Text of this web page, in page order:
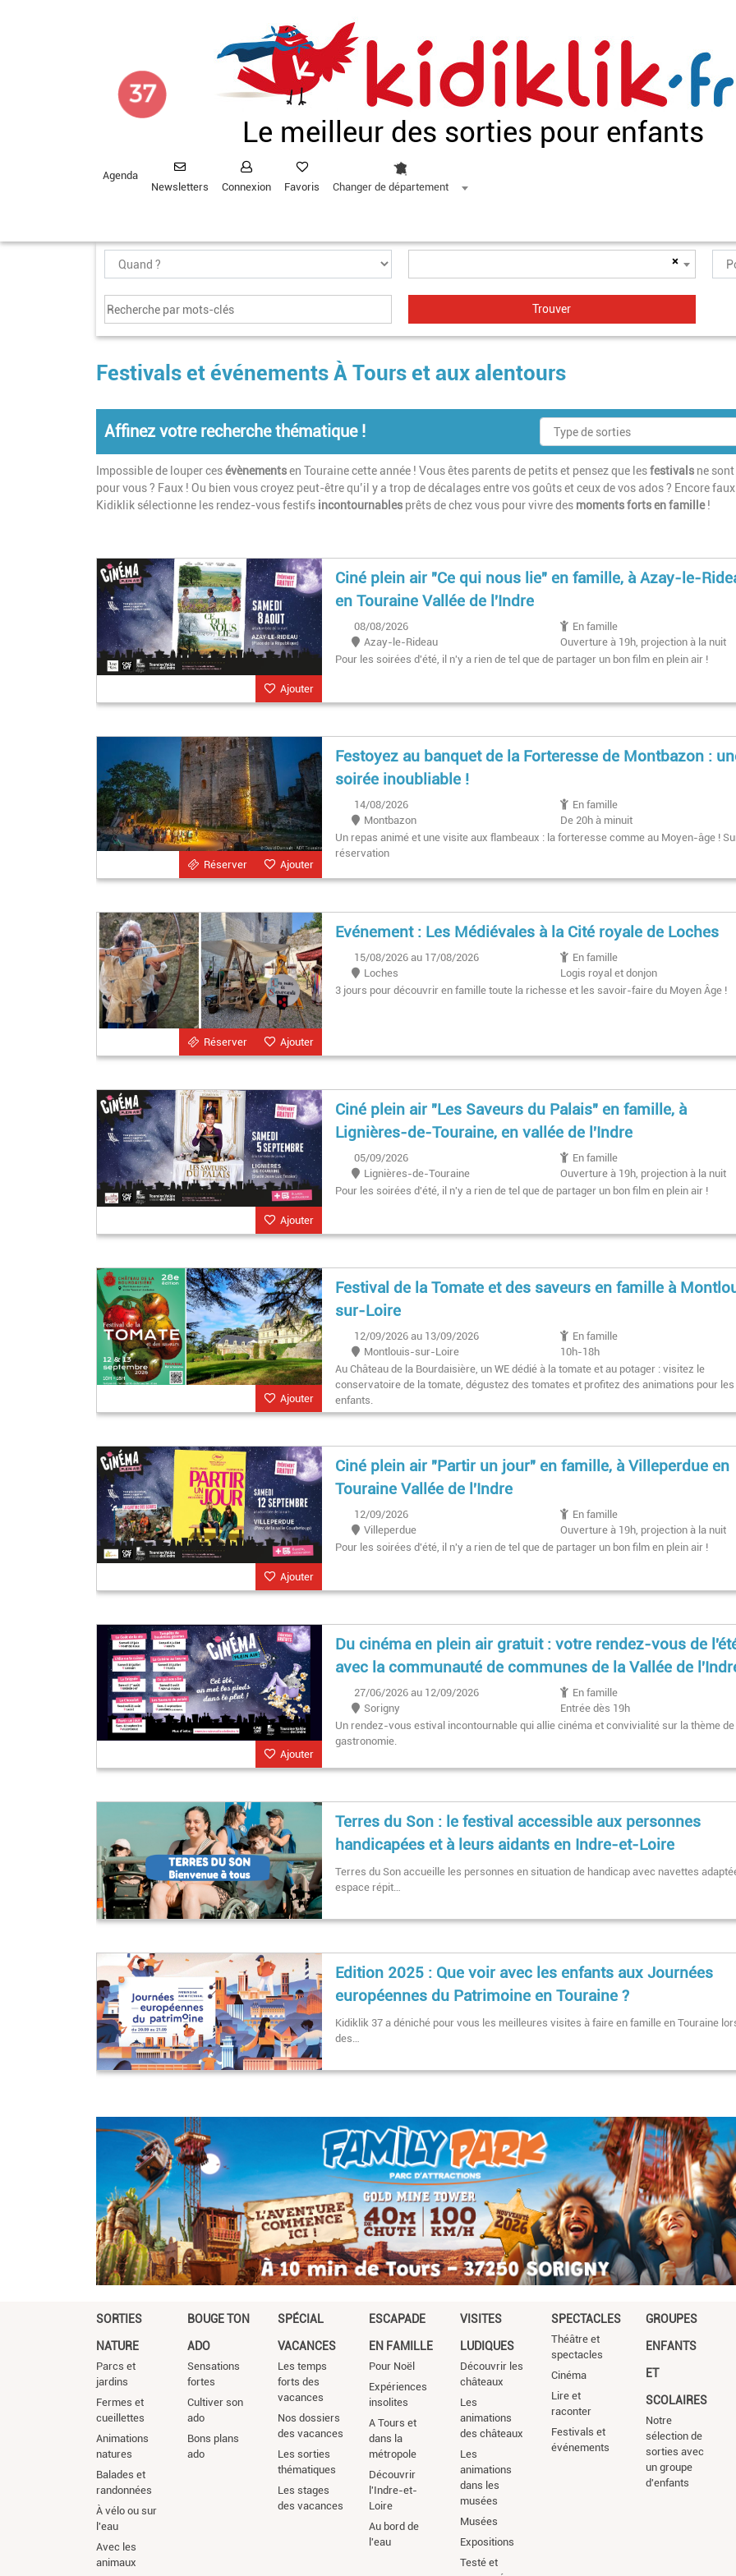
Le meilleur des sorties pour enfants
Agenda
Newsletters
Connexion Favoris Changer de département
×
Festivals et événements À Tours et aux alentours
Affinez votre recherche thématique !
Impossible de louper cesévènementsen Touraine cette année ! Vous êtes parents de petits et pensez que lesfestivals ne
pour vous ? Faux ! Ou bien vous croyez peut-être qu’il y a trop de décalages entre vos goûts et ceux de vos ados ? Encore
Kidiklik sélectionne les rendez-vous festifs incontournables prêts de chez vous pour vivre des moments forts en famille!
Ajouter
Ciné plein air "Ce qui nous lie" en famille, à Azay-le-
en Touraine Vallée de l'Indre
08/08/2026
En famille
Azay-le-Rideau
Ouverture à 19h, projection à la nuit
tombée
Pour les soirées d'été, il n'y a rien de tel que de partager un bon film en plein air !
Ajouter
Réserver
Festoyez au banquet de la Forteresse de Montbazon :
soirée inoubliable !
14/08/2026
En famille
Montbazon
De 20h à minuit
Un repas animé et une visite aux flambeaux : la forteresse comme au Moyen-âge !
réservation
Ajouter
Réserver
Evénement : Les Médiévales à la Cité royale de Loches
15/08/2026 au 17/08/2026
En famille
Loches
Logis royal et donjon
9h30-19h00
3 jours pour découvrir en famille toute la richesse et les savoir-faire du Moyen Âge !
Ajouter
Ciné plein air "Les Saveurs du Palais" en famille, à
Lignières-de-Touraine, en vallée de l'Indre
05/09/2026
En famille
Lignières-de-Touraine
Ouverture à 19h, projection à la nuit
tombée
Pour les soirées d'été, il n'y a rien de tel que de partager un bon film en plein air !
Ajouter
Festival de la Tomate et des saveurs en famille à
sur-Loire
12/09/2026 au 13/09/2026
En famille
Montlouis-sur-Loire
10h-18h
Au Château de la Bourdaisière, un WE dédié à la tomate et au potager : visitez le
conservatoire de la tomate, dégustez des tomates et profitez des animations pour les
enfants.
Ajouter
Ciné plein air "Partir un jour" en famille, à Villeperdue en
Touraine Vallée de l'Indre
12/09/2026
En famille
Villeperdue
Ouverture à 19h, projection à la nuit
tombée
Pour les soirées d'été, il n'y a rien de tel que de partager un bon film en plein air !
Ajouter
Du cinéma en plein air gratuit : votre rendez-vous de
avec la communauté de communes de la Vallée de
27/06/2026 au 12/09/2026
En famille
Sorigny
Entrée dès 19h
Film à la nuit tombée
Un rendez-vous estival incontournable qui allie cinéma et convivialité sur la thème
gastronomie.
Terres du Son : le festival accessible aux personnes
handicapées et à leurs aidants en Indre-et-Loire
Terres du Son accueille les personnes en situation de handicap avec navettes
espace répit…
Edition 2025 : Que voir avec les enfants aux Journées
européennes du Patrimoine en Touraine ?
Kidiklik 37 a déniché pour vous les meilleures visites à faire en famille en Touraine
des…
SORTIES
NATURE
Parcs et
jardins
Fermes et
cueillettes
Animations
natures
Balades et
randonnées
À vélo ou sur
l'eau
Avec les
animaux
BOUGE TON
ADO
Sensations
fortes
Cultiver son
ado
Bons plans
ado
SPÉCIAL
VACANCES
Les temps
forts des
vacances
Nos dossiers
des vacances
Les sorties
thématiques
Les stages
des vacances
ESCAPADE
EN FAMILLE
Pour Noël
Expériences
insolites
A Tours et
dans la
métropole
Découvrir
l'Indre-et-
Loire
Au bord de
l'eau
VISITES
LUDIQUES
Découvrir les
châteaux
Les
animations
des châteaux
Les
animations
dans les
musées
Musées
Expositions
Testé et
SPECTACLES
Théâtre et
spectacles
Cinéma
Lire et
raconter
Festivals et
événements
GROUPES
ENFANTS
ET
SCOLAIRES
Notre
sélection de
sorties avec
un groupe
d'enfants